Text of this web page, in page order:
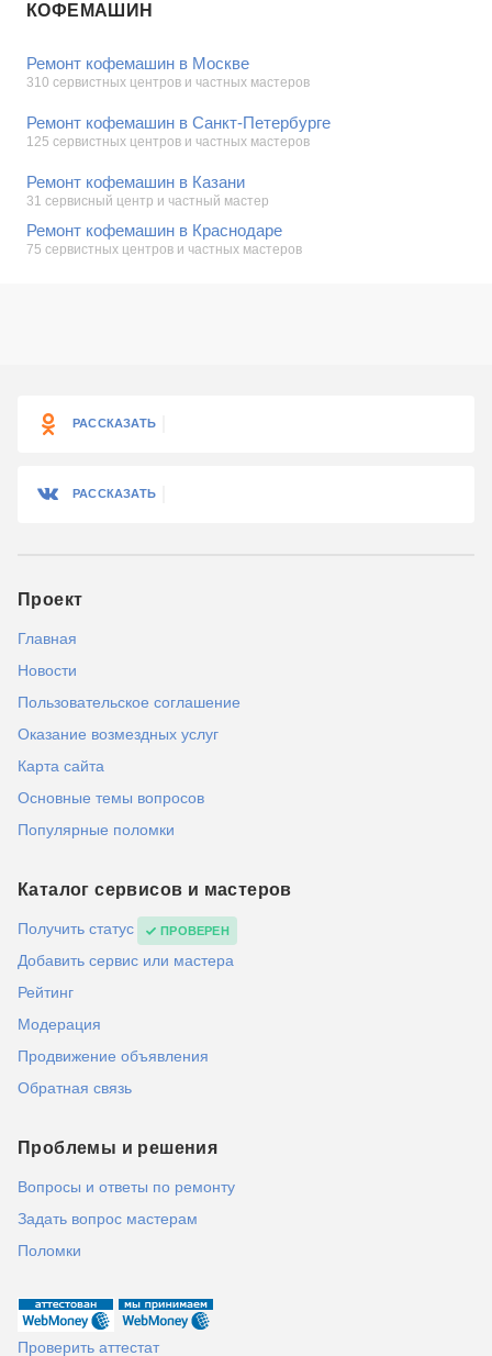
КОФЕМАШИН
Ремонт кофемашин в Москве
310 сервистных центров и частных мастеров
Ремонт кофемашин в Санкт-Петербурге
125 сервистных центров и частных мастеров
Ремонт кофемашин в Казани
31 сервисный центр и частный мастер
Ремонт кофемашин в Краснодаре
75 сервистных центров и частных мастеров
РАССКАЗАТЬ
РАССКАЗАТЬ
Проект
Главная
Новости
Пользовательское соглашение
Оказание возмездных услуг
Карта сайта
Основные темы вопросов
Популярные поломки
Каталог сервисов и мастеров
Получить статус ПРОВЕРЕН
Добавить сервис или мастера
Рейтинг
Модерация
Продвижение объявления
Обратная связь
Проблемы и решения
Вопросы и ответы по ремонту
Задать вопрос мастерам
Поломки
Проверить аттестат